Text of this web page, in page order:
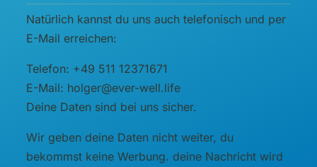
Natürlich kannst du uns auch telefonisch und per
E-Mail erreichen:
Telefon: +49 511 12371671
E-Mail: holger@ever-well.life
Deine Daten sind bei uns sicher.
Wir geben deine Daten nicht weiter, du
bekommst keine Werbung. deine Nachricht wird